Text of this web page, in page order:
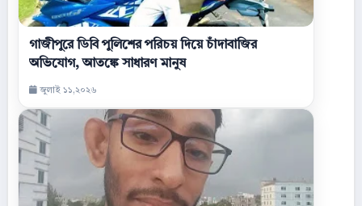
গাজীপুরে ডিবি পুলিশের পরিচয় দিয়ে চাঁদাবাজির
অভিযোগ, আতঙ্কে সাধারণ মানুষ
জুলাই ১১,২০২৬